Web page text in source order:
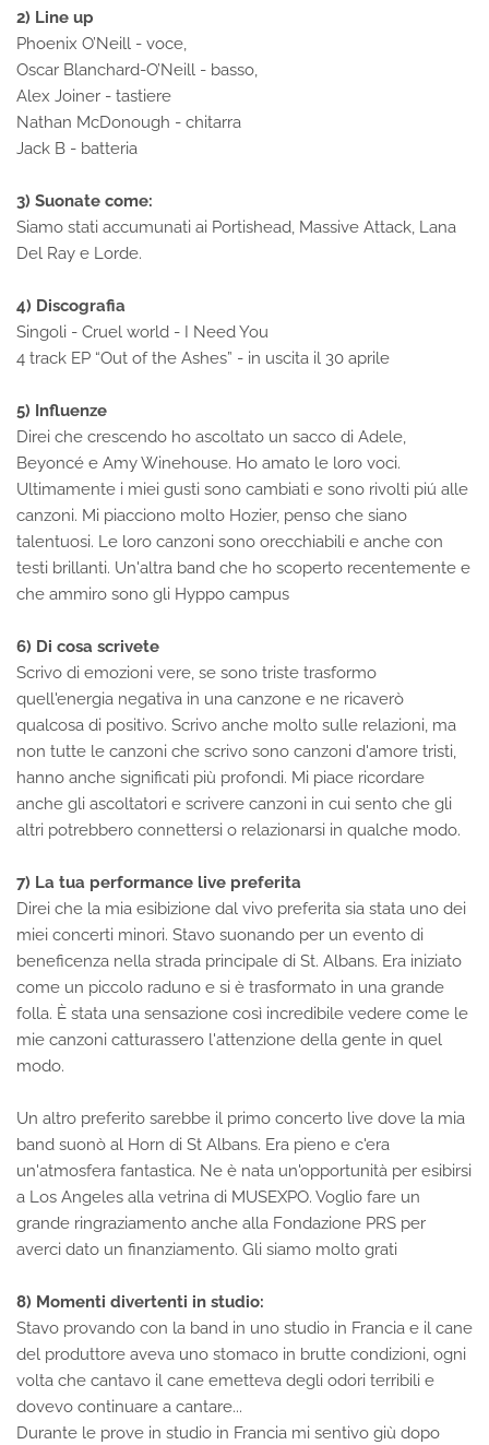
2) Line up
Phoenix O’Neill - voce,
Oscar Blanchard-O’Neill - basso,
Alex Joiner - tastiere
Nathan McDonough - chitarra
Jack B - batteria
3) Suonate come:
Siamo stati accumunati ai Portishead, Massive Attack, Lana
Del Ray e Lorde.
4) Discografia
Singoli - Cruel world - I Need You
4 track EP “Out of the Ashes” - in uscita il 30 aprile
5) Influenze
Direi che crescendo ho ascoltato un sacco di Adele,
Beyoncé e Amy Winehouse. Ho amato le loro voci.
Ultimamente i miei gusti sono cambiati e sono rivolti piú alle
canzoni. Mi piacciono molto Hozier, penso che siano
talentuosi. Le loro canzoni sono orecchiabili e anche con
testi brillanti. Un'altra band che ho scoperto recentemente e
che ammiro sono gli Hyppo campus
6) Di cosa scrivete
Scrivo di emozioni vere, se sono triste trasformo
quell'energia negativa in una canzone e ne ricaverò
qualcosa di positivo. Scrivo anche molto sulle relazioni, ma
non tutte le canzoni che scrivo sono canzoni d'amore tristi,
hanno anche significati più profondi. Mi piace ricordare
anche gli ascoltatori e scrivere canzoni in cui sento che gli
altri potrebbero connettersi o relazionarsi in qualche modo.
7) La tua performance live preferita
Direi che la mia esibizione dal vivo preferita sia stata uno dei
miei concerti minori. Stavo suonando per un evento di
beneficenza nella strada principale di St. Albans. Era iniziato
come un piccolo raduno e si è trasformato in una grande
folla. È stata una sensazione così incredibile vedere come le
mie canzoni catturassero l'attenzione della gente in quel
modo.
Un altro preferito sarebbe il primo concerto live dove la mia
band suonò al Horn di St Albans. Era pieno e c'era
un'atmosfera fantastica. Ne è nata un'opportunità per esibirsi
a Los Angeles alla vetrina di MUSEXPO. Voglio fare un
grande ringraziamento anche alla Fondazione PRS per
averci dato un finanziamento. Gli siamo molto grati
8) Momenti divertenti in studio:
Stavo provando con la band in uno studio in Francia e il cane
del produttore aveva uno stomaco in brutte condizioni, ogni
volta che cantavo il cane emetteva degli odori terribili e
dovevo continuare a cantare...
Durante le prove in studio in Francia mi sentivo giù dopo